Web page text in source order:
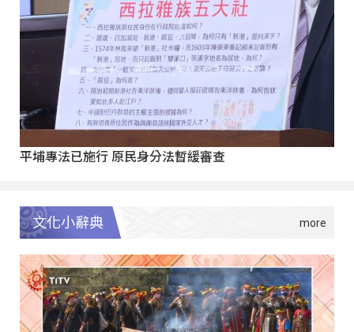
平埔專法已施行 原民身分法暫緩審查
文化小辭典